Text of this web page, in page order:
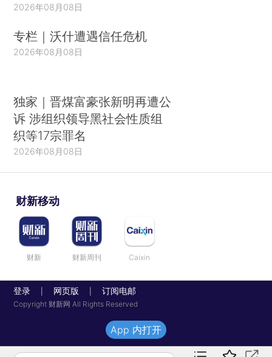
2026年08月08日
专栏｜沃什遭遇信任危机
2026年08月08日
独家｜晋煤富豪张新明再遭公
诉 涉组织领导黑社会性质组
织等17宗罪名
2026年08月08日
财新移动
财新 财新周刊 Caixin
登录 网页版 订阅电邮
Copyright 财新网 All Rights Reserved
App 内打开